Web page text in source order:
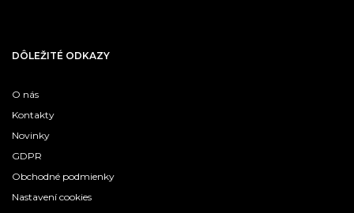
DÔLEŽITÉ ODKAZY
O nás
Kontakty
Novinky
GDPR
Obchodné podmienky
Nastavení cookies